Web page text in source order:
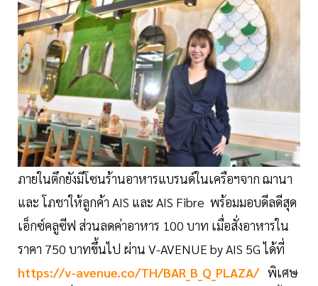
ภายในตึกยังมีโซนร้านอาหารแบรนด์ในเครือฯจาก ฌานา
และ โภชาให้ลูกค้า AIS และ AIS Fibre พร้อมมอบดีลดีสุด
เอ็กซ์คลูซีฟ ส่วนลดค่าอาหาร 100 บาท เมื่อสั่งอาหารใน
ราคา 750 บาทขึ้นไป ผ่าน V-AVENUE by AIS 5G ได้ที่
https://v-avenue.co/TH/BAR_B_Q_PLAZA/พิเศษ